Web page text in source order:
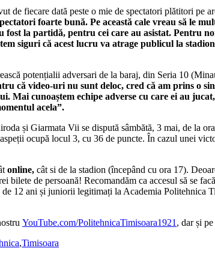
de fiecare dată peste o mie de spectatori plătitori pe
foarte bună. Pe această cale vreau să le
fost la partidă, pentru cei care au asistat. Pentru
siguri că acest lucru va atrage publicul la
potențialii adversari de la baraj, din Seria 10
că video-uri nu sunt deloc, cred că am prins o
Mai cunoaștem echipe adverse cu care ei au
acela”.
și Giarmata Vii se dispută sâmbătă, 3 mai, de la
ocupă locul 3, cu 36 de puncte. În cazul unei
online, cât si de la stadion (începând cu ora 17).
bilete de persoană! Recomandăm ca accesul să se
12 ani și juniorii legitimați la Academia Politehnica
YouTube.com/PolitehnicaTimisoara1921 , dar și
,Timisoara